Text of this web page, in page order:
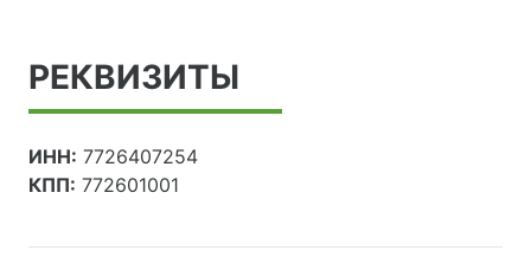
РЕКВИЗИТЫ
ИНН: 7726407254
КПП: 772601001